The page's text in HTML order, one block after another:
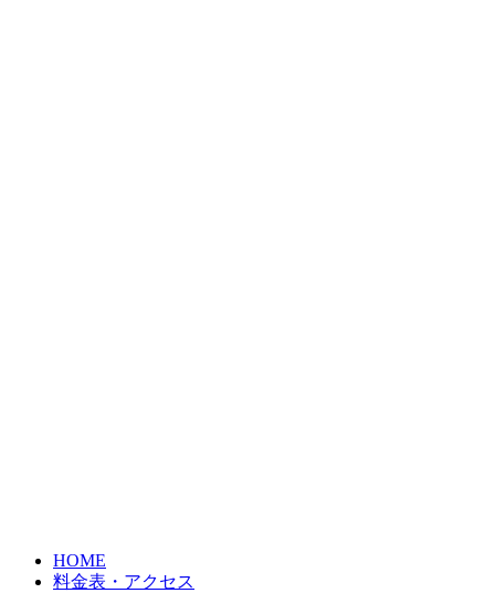
HOME
料金表・アクセス